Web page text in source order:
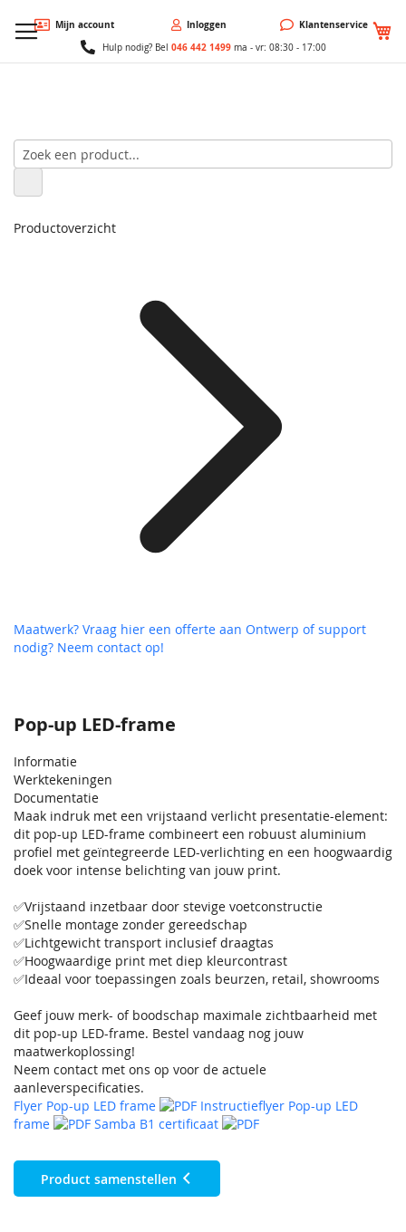
Mijn account Inloggen Klantenservice
Hulp nodig? Bel 046 442 1499ma - vr: 08:30 - 17:00
Pop-up LED-frame
Informatie
Werktekeningen
Documentatie
Maak indruk met een vrijstaand verlicht presentatie-element:
dit pop-up LED-frame combineert een robuust aluminium
profiel met geïntegreerde LED-verlichting en een hoogwaardig
doek voor intense belichting van jouw print.
✅Vrijstaand inzetbaar door stevige voetconstructie
✅Snelle montage zonder gereedschap
✅Lichtgewicht transport inclusief draagtas
✅Hoogwaardige print met diep kleurcontrast
✅Ideaal voor toepassingen zoals beurzen, retail, showrooms
Geef jouw merk- of boodschap maximale zichtbaarheid met
dit pop-up LED-frame. Bestel vandaag nog jouw
maatwerkoplossing!
Neem contact met ons op voor de actuele
aanleverspecificaties.
Flyer Pop-up LED frame
Instructieflyer Pop-up LED
frame
Samba B1 certificaat
Product samenstellen
Productoverzicht
Maatwerk? Vraag hier een offerte aan Ontwerp of support
nodig? Neem contact op!